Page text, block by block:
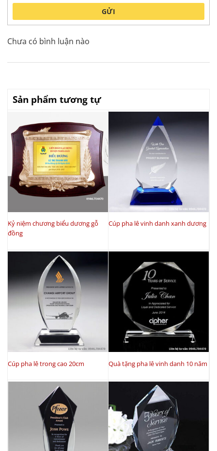
GỬI
Chưa có bình luận nào
Sản phẩm tương tự
Kỷ niệm chương biểu dương gỗ
đồng
Cúp pha lê vinh danh xanh dương
Cúp pha lê trong cao 20cm Quà tặng pha lê vinh danh 10 năm